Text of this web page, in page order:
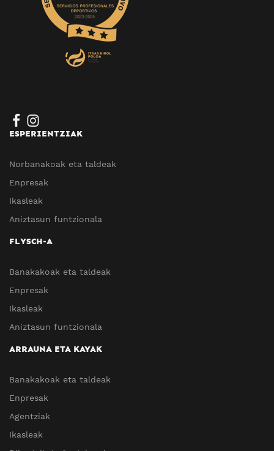
ESPERIENTZIAK
Norbanakoak eta taldeak
Enpresak
Ikasleak
Aniztasun funtzionala
FLYSCH-A
Banakakoak eta taldeak
Enpresak
Ikasleak
Aniztasun funtzionala
ARRAUNA ETA KAYAK
Banakakoak eta taldeak
Enpresak
Agentziak
Ikasleak